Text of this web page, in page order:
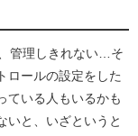
管理しきれない…そ
ロールの設定をした
ている人もいるかも
いと、いざというと